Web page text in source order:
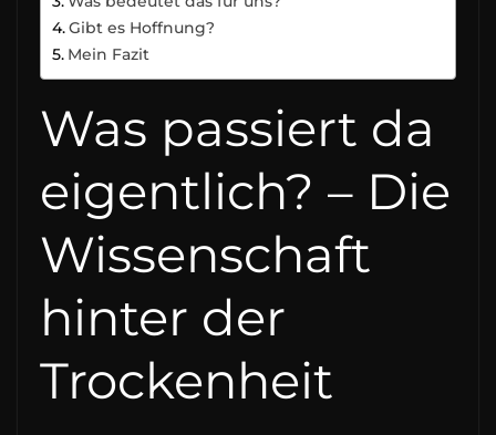
Gibt es Hoffnung?
Mein Fazit
Was passiert da
eigentlich? – Die
Wissenschaft
hinter der
Trockenheit